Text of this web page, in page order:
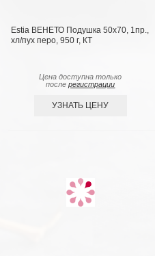
Estia ВЕНЕТО Подушка 50х70, 1пр.,
хл/пух перо, 950 г, КТ
Цена доступна только
послерегистрации
УЗНАТЬ ЦЕНУ